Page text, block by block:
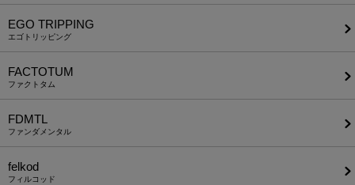
EGO TRIPPING
エゴトリッピング
FACTOTUM
ファクトタム
FDMTL
ファンダメンタル
felkod
フィルコッド